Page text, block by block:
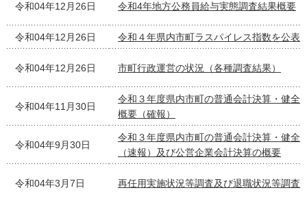
令和04年12月26日 令和4年地方公務員給与実態調査結果概要
令和04年12月26日 令和４年県内市町ラスパイレス指数を公表
令和04年12月26日 市町行政運営の状況（各種調査結果）
令和04年11月30日
令和３年度県内市町の普通会計決算・健全
概要（確報）
令和04年9月30日
令和３年度県内市町の普通会計決算・健全
（速報）及び公営企業会計決算の概要
令和04年3月7日 再任用実施状況等調査及び退職状況等調査